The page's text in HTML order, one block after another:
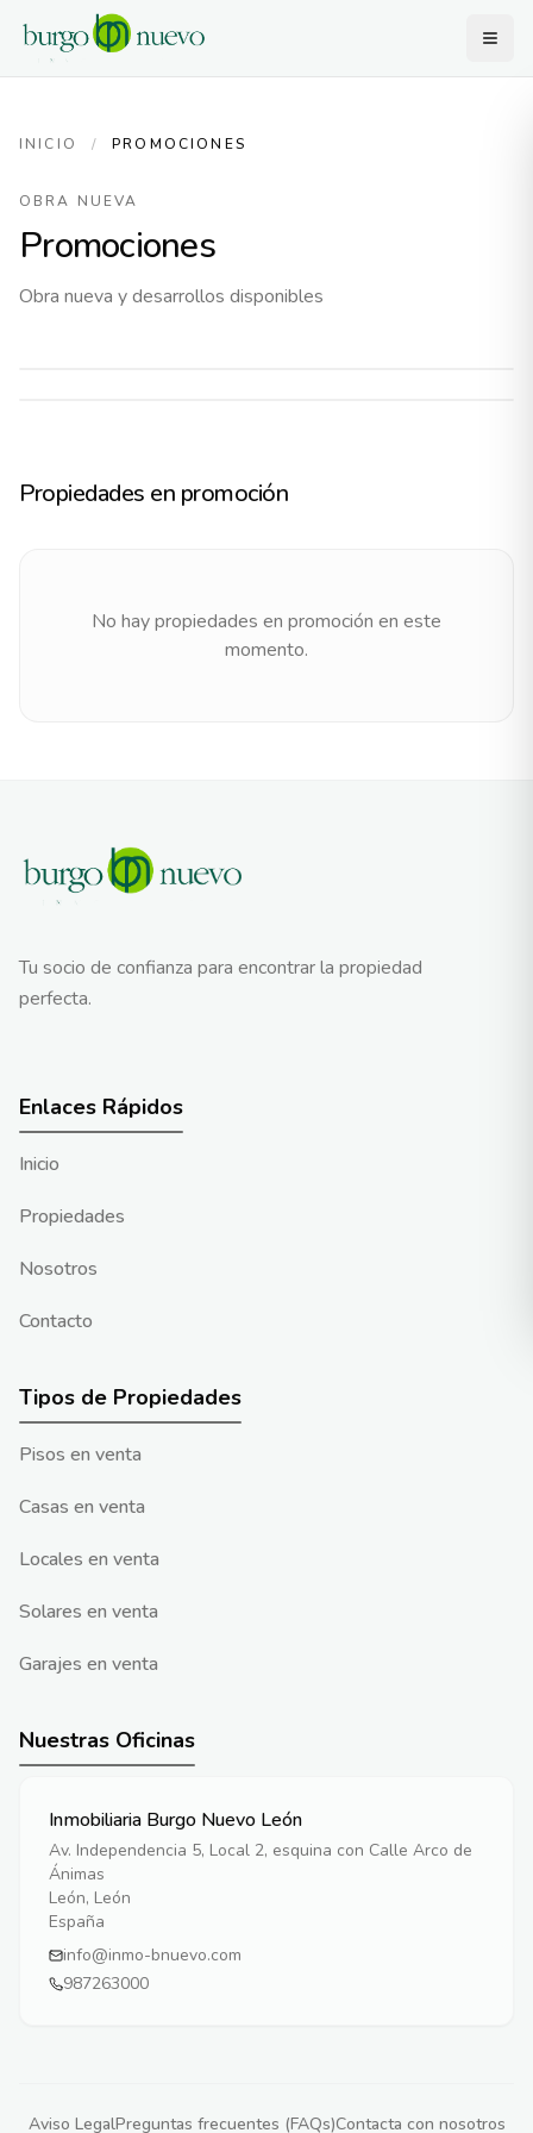
INICIO / PROMOCIONES
OBRA NUEVA
Promociones
Obra nueva y desarrollos disponibles
MARIANO ANDRÉS 9
Propiedades en promoción
No hay propiedades en promoción en este
momento.
Tu socio de confianza para encontrar la propiedad
perfecta.
Enlaces Rápidos
Inicio
Propiedades
Nosotros
Contacto
Tipos de Propiedades
Pisos en venta
Casas en venta
Locales en venta
Solares en venta
Garajes en venta
Nuestras Oficinas
Inmobiliaria Burgo Nuevo León
Av. Independencia 5, Local 2, esquina con Calle Arco de
Ánimas
León, León
España
info@inmo-bnuevo.com
987263000
Aviso LegalPreguntas frecuentes (FAQs)Contacta con nosotros